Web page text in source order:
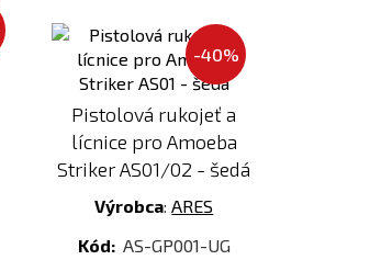
Pridať
k
porovnaniu
-40%
Pistolová rukojeť a
lícnice pro Amoeba
Striker AS01/02 - šedá
Výrobca:ARES
Kód: AS-GP001-UG
k
porovnaniu